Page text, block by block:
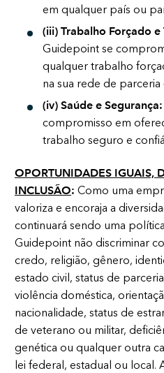
em qualquer país ou
(iii) Trabalho Forçado
Guidepoint se
qualquer trabalho
na sua rede de
(iv) Saúde e Segurança:
compromisso em
trabalho seguro e
OPORTUNIDADES IGUAIS,
INCLUSÃO: Como uma
valoriza e encoraja a
continuará sendo uma
Guidepoint não discriminar
credo, religião, gênero,
estado civil, status de
violência doméstica,
nacionalidade, status de
de veterano ou militar,
genética ou qualquer outra
lei federal, estadual ou local.